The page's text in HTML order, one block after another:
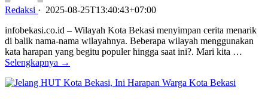
Redaksi · 2025-08-25T13:40:43+07:00
infobekasi.co.id – Wilayah Kota Bekasi menyimpan cerita menarik
di balik nama-nama wilayahnya. Beberapa wilayah menggunakan
kata harapan yang begitu populer hingga saat ini?. Mari kita …
Selengkapnya →